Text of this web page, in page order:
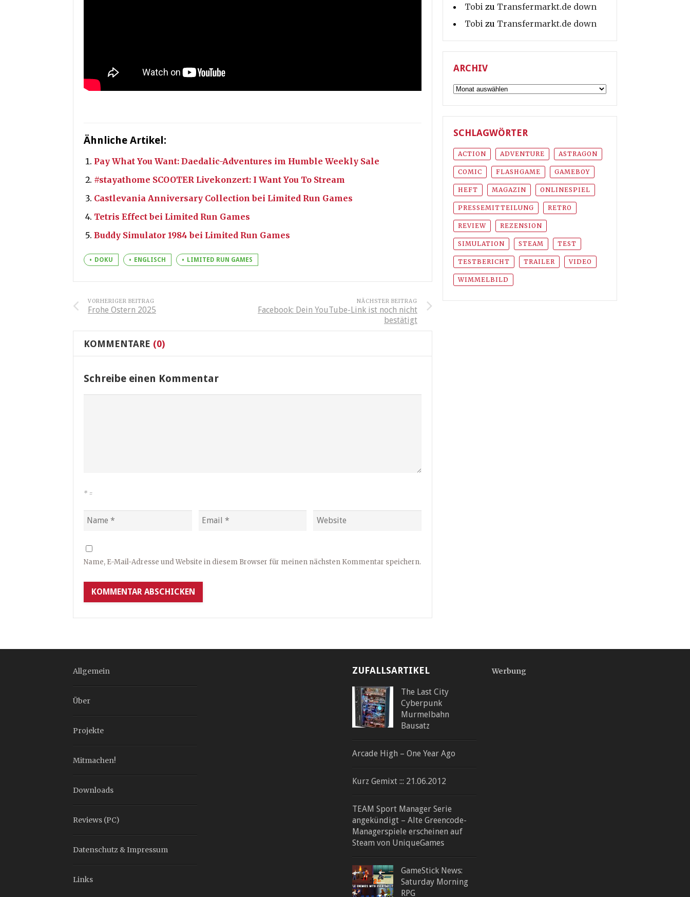
Ähnliche Artikel:
Pay What You Want: Daedalic-Adventures im Humble Weekly Sale
#stayathome SCOOTER Livekonzert: I Want You To Stream
Castlevania Anniversary Collection bei Limited Run Games
Tetris Effect bei Limited Run Games
Buddy Simulator 1984 bei Limited Run Games
DOKU ENGLISCH LIMITED RUN GAMES
VORHERIGER BEITRAG
Frohe Ostern 2025
NÄCHSTER BEITRAG
Facebook: Dein YouTube-Link ist noch nicht
bestätigt
KOMMENTARE (0)
Schreibe einen Kommentar
* =
Name, E-Mail-Adresse und Website in diesem Browser für meinen nächsten Kommentar speichern.
Tobi zu Transfermarkt.de down
Tobi zu Transfermarkt.de down
ARCHIV
Archiv
SCHLAGWÖRTER
ACTION ADVENTURE ASTRAGON
COMIC FLASHGAME GAMEBOY
HEFT MAGAZIN ONLINESPIEL
PRESSEMITTEILUNG RETRO
REVIEW REZENSION
SIMULATION STEAM TEST
TESTBERICHT TRAILER VIDEO
WIMMELBILD
Allgemein
Über
Projekte
Mitmachen!
Downloads
Reviews (PC)
Datenschutz & Impressum
Links
ZUFALLSARTIKEL
The Last City
Cyberpunk
Murmelbahn
Bausatz
Arcade High – One Year Ago
Kurz Gemixt ::: 21.06.2012
TEAM Sport Manager Serie
angekündigt – Alte Greencode-
Managerspiele erscheinen auf
Steam von UniqueGames
GameStick News:
Saturday Morning
RPG
Werbung